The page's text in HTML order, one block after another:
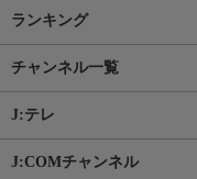
ランキング
チャンネル一覧
J:テレ
J:COMチャンネル